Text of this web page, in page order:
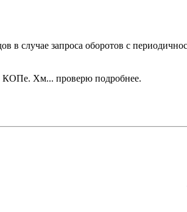
в случае запроса оборотов с
в КОПе. Хм... проверю подробнее.